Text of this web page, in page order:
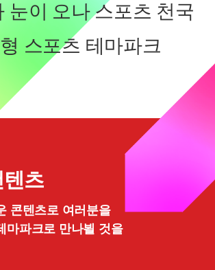
눈이 오나 스포츠 천국
스포츠 테마파크
츠
콘텐츠로 여러분을
마파크로 만나뵐 것을